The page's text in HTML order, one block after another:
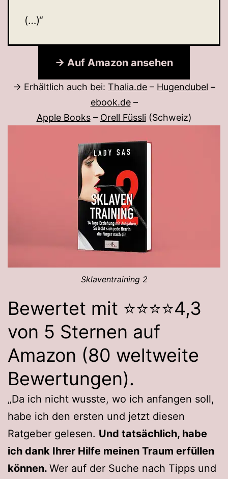
(…)“
→ Auf Amazon ansehen
→ Erhältlich auch bei: Thalia.de – Hugendubel –
ebook.de–
Apple Books– Orell Füssli(Schweiz)
Sklaventraining 2
Bewertet mit ⭐️⭐️⭐️⭐️4,3
von 5 Sternen auf
Amazon (80 weltweite
Bewertungen).
„Da ich nicht wusste, wo ich anfangen soll,
habe ich den ersten und jetzt diesen
Ratgeber gelesen. Und tatsächlich, habe
ich dank Ihrer Hilfe meinen Traum erfüllen
können. Wer auf der Suche nach Tipps und